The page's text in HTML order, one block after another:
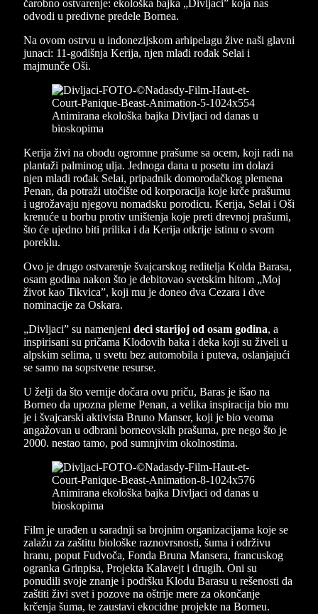
čarobno ostvarenje: ekološka bajka „Divljaci” koja nas
odvodi u predivne predele Bornea.
Na ovom ostrvu u indonezijskom arhipelagu žive naši glavni
junaci: 11-godišnja Kerija, njen mlađi rođak Selai i
majmunče Oši.
Kerija živi na obodu ogromne prašume sa ocem, koji radi na
plantaži palminog ulja. Jednoga dana u posetu im dolazi
njen mladi rođak Selai, pripadnik domorodačkog plemena
Penan, da potraži utočište od korporacija koje krče prašumu
i ugrožavaju njegovu nomadsku porodicu. Kerija, Selai i Oši
krenuće u borbu protiv uništenja koje preti drevnoj prašumi,
što će ujedno biti prilika i da Kerija otkrije istinu o svom
poreklu.
Ovo je drugo ostvarenje švajcarskog reditelja Kolda Barasa,
osam godina nakon što je debitovao svetskim hitom „Moj
život kao Tikvica”, koji mu je doneo dva Cezara i dve
nominacije za Oskara.
„Divljaci” su namenjeni deci starijoj od osam godina, a
inspirisani su pričama Klodovih baka i deka koji su živeli u
alpskim selima, u svetu bez automobila i puteva, oslanjajući
se samo na sopstvene resurse.
U želji da što vernije dočara ovu priču, Baras je išao na
Borneo da upozna pleme Penan, a velika inspiracija bio mu
je i švajcarski aktivista Bruno Manser, koji je bio veoma
angažovan u odbrani borneovskih prašuma, pre nego što je
2000. nestao tamo, pod sumnjivim okolnostima.
Film je urađen u saradnji sa brojnim organizacijama koje se
zalažu za zaštitu biološke raznovrsnosti, šuma i održivu
hranu, poput Fudvoča, Fonda Bruna Mansera, francuskog
ogranka Grinpisa, Projekta Kalavejt i drugih. Oni su
ponudili svoje znanje i podršku Klodu Barasu u rešenosti da
zaštiti živi svet i pozove na oštrije mere za okončanje
krčenja šuma, te zaustavi ekocidne projekte na Borneu.